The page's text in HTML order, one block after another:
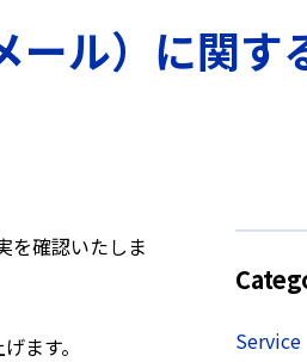
ル）に関す
を確認いたしま
ます。
Service